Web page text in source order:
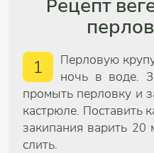
Рецепт
1
Перловую
ночь в воде.
промыть перловку и
кастрюле. Поставить
закипания варить 20
слить.